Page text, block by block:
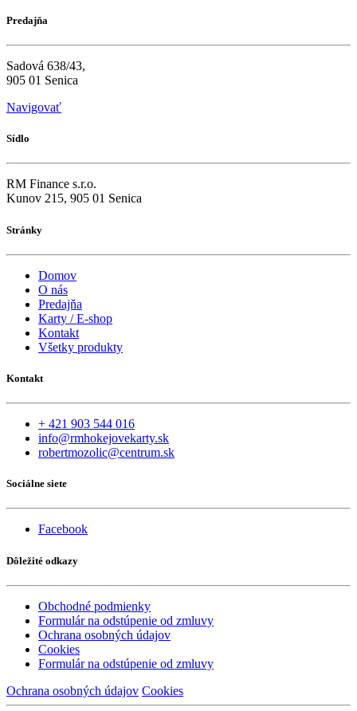
Predajňa
Sadová 638/43,
905 01 Senica
Navigovať
Sídlo
RM Finance s.r.o.
Kunov 215, 905 01 Senica
Stránky
Domov
O nás
Predajňa
Karty / E-shop
Kontakt
Všetky produkty
Kontakt
+ 421 903 544 016
info@rmhokejovekarty.sk
robertmozolic@centrum.sk
Sociálne siete
Facebook
Dôležité odkazy
Obchodné podmienky
Formulár na odstúpenie od zmluvy
Ochrana osobných údajov
Cookies
Formulár na odstúpenie od zmluvy
Ochrana osobných údajov Cookies